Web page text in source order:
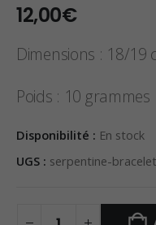
12,00€
Dimensions : 18/19
Poids : 10 grammes
Disponibilité : En stock
UGS : serpentine-